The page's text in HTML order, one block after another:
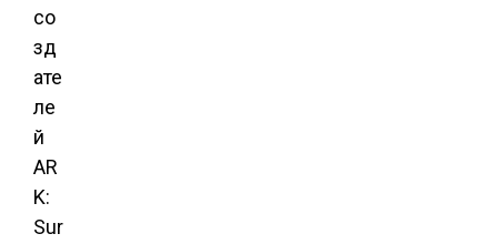
со
зд
ате
ле
й
AR
K:
Sur